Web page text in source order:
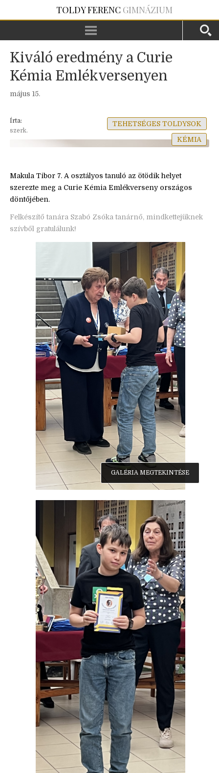
TOLDY FERENC GIMNÁZIUM
Kiváló eredmény a Curie
Kémia Emlékversenyen
május 15.
Írta:
szerk.
TEHETSÉGES TOLDYSOK
KÉMIA
Makula Tibor 7. A osztályos tanuló az ötödik helyet
szerezte meg a Curie Kémia Emlékverseny országos
döntőjében.
Felkészítő tanára Szabó Zsóka tanárnő, mindkettejüknek
szívből gratulálunk!
GALÉRIA MEGTEKINTÉSE